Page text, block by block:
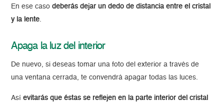
En ese casodeberás dejar un dedo de distancia entre el cristal
y la lente.
Apaga la luz del interior
De nuevo, si deseas tomar una foto del exterior a través de
una ventana cerrada, te convendrá apagar todas las luces.
Así evitarás que éstas se reflejen en la parte interior del cristal